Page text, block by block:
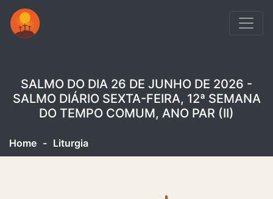
SALMO DO DIA 26 DE JUNHO DE 2026 -
SALMO DIÁRIO SEXTA-FEIRA, 12ª SEMANA
DO TEMPO COMUM, ANO PAR (II)
Home - Liturgia